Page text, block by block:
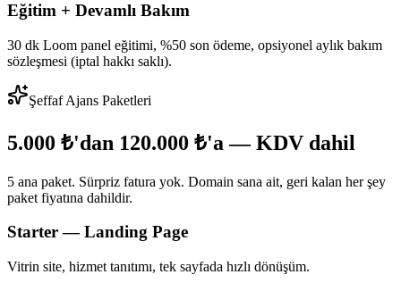
Eğitim + Devamlı Bakım
30 dk Loom panel eğitimi, %50 son ödeme, opsiyonel aylık bakım
sözleşmesi (iptal hakkı saklı).
Şeffaf Ajans Paketleri
5.000 ₺'dan 120.000 ₺'a — KDV dahil
5 ana paket. Sürpriz fatura yok. Domain sana ait, geri kalan her şey
paket fiyatına dahildir.
Starter — Landing Page
Vitrin site, hizmet tanıtımı, tek sayfada hızlı dönüşüm.